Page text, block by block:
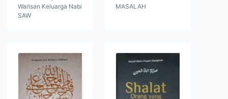
Warisan Keluarga Nabi
SAW
MASALAH